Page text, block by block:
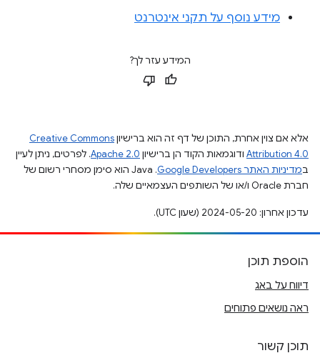
מידע נוסף על תקני אינטרנט
המידע עזר לך?
אלא אם צוין אחרת, התוכן של דף זה הוא ברישיוןCreative Commons
Attribution 4.0 ודוגמאות הקוד הן ברישיון Apache 2.0. לפרטים, ניתן לעיין
במדיניות האתר Google Developers‏
.‏ Java הוא סימן מסחרי רשום של
חברת Oracle ו/או של השותפים העצמאיים שלה.
עדכון אחרון: 2024-05-20 (שעון UTC).
הוספת תוכן
דיווח על באג
ראה נושאים פתוחים
תוכן קשור